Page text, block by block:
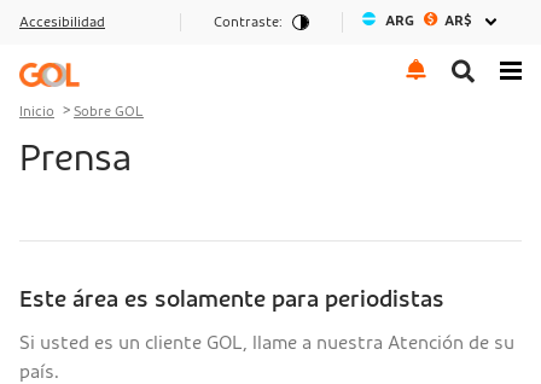
Ir al menu
Ir al contenido
Ir al pie de página
Accesibilidad Contraste: ARG AR$
Inicio Sobre GOL
Prensa
Este área es solamente para periodistas
Si usted es un cliente GOL, llame a nuestra Atención de su
país.